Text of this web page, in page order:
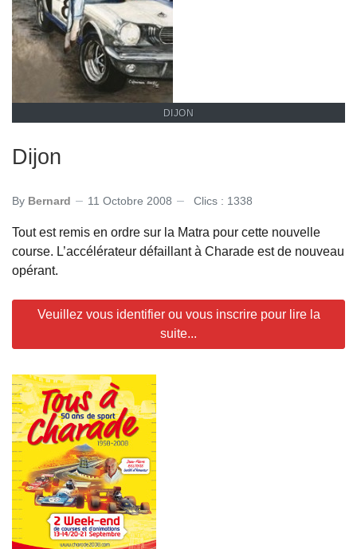
DIJON
Dijon
By Bernard 11 Octobre 2008 Clics : 1338
Tout est remis en ordre sur la Matra pour cette nouvelle
course. L’accélérateur défaillant à Charade est de nouveau
opérant.
Veuillez vous identifier ou vous inscrire pour lire la
suite...